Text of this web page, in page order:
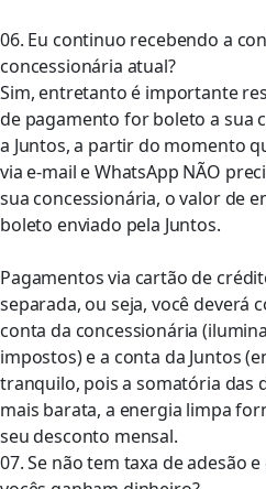
06. Eu continuo recebendo a
concessionária atual?
Sim, entretanto é importante
de pagamento for boleto a sua
a Juntos, a partir do momento
via e-mail e WhatsApp NÃO
sua concessionária, o valor de
boleto enviado pela Juntos.
Pagamentos via cartão de
separada, ou seja, você deverá
conta da concessionária
impostos) e a conta da Juntos
tranquilo, pois a somatória das
mais barata, a energia limpa
seu desconto mensal.
07. Se não tem taxa de adesão